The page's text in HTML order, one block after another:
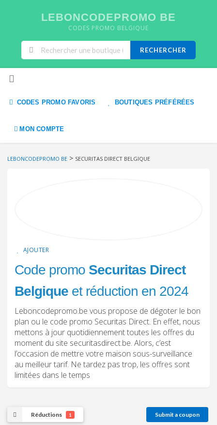
LEBONCODEPROMO BE
CODES PROMO BELGIQUE
RECHERCHER
CODES PROMO FAVORIS BOUTIQUES PRÉFÉRÉES
MON COMPTE
LEBONCODEPROMO BE > SECURITAS DIRECT BELGIQUE
AJOUTER
Code promo Securitas Direct
Belgique et réduction en 2024
Leboncodepromo.be vous propose de dégoter le bon
plan ou le code promo Securitas Direct. En effet, nous
mettons à jour quotidiennement toutes les offres du
moment du site securitasdirect.be. Alors, c’est
l’occasion de mettre votre maison sous-surveillance
au meilleur tarif. Ne tardez pas trop, les offres sont
limitées dans le temps
Réductions 1 Submit a coupon